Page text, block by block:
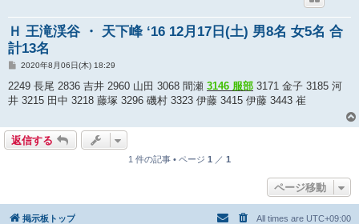
Ｈ 王滝渓谷 ・ 天下峰 ‘16 12月17日(土) 男8名 女5名 合
計13名
投
記
2020年8月06日(木) 18:29
2249 長尾 2836 吉井 2960 山田 3068 間瀬 3146 服部 3171 金子 3185 河
井 3215 田中 3218 藤塚 3296 磯村 3323 伊藤 3415 伊藤 3443 崔
返信する
1 件の記事 • ページ 1 ／ 1
ページ移動
掲示板トップ All times are UTC+09:00